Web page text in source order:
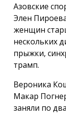
Азовские
Элен
женщин
нескольких
прыжки,
трамп.
Вероника
Макар
заняли по